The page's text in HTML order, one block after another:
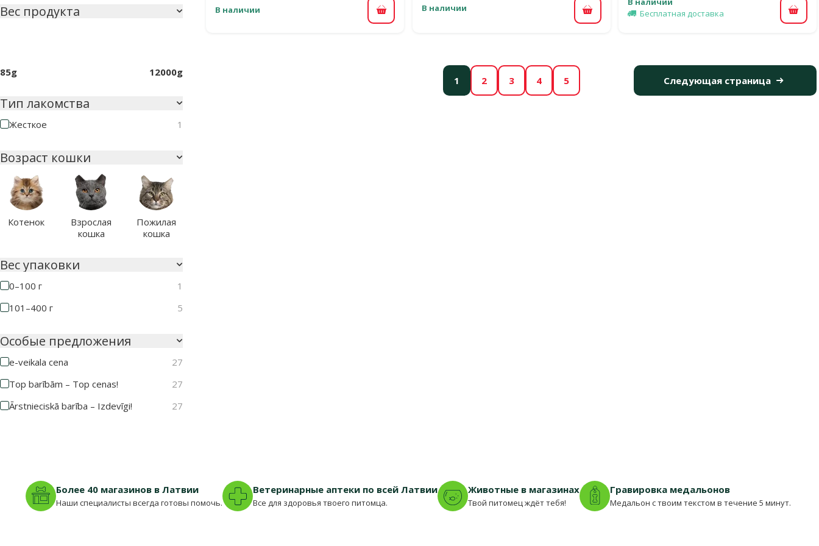
Вес продукта
85g 12000g
Тип лакомства
Жесткое 1
Возраст кошки
Котенок
Взрослая
кошка
Пожилая
кошка
Вес упаковки
0–100 г
1
101–400 г
5
Особые предложения
e-veikala cena
27
Top barībām – Top cenas!
27
Ārstnieciskā barība – Izdevīgi!
27
В наличии В корзину
В наличии
В корзину Бесплатная доставка
В
1 2 3 4 5 Следующая страница
Более 40 магазинов в Латвии
Наши специалисты всегда готовы помочь.
Ветеринарные аптеки по всей Латвии
Все для здоровья твоего питомца.
Животные в магазинах
Твой питомец ждёт тебя!
Гравировка медальонов
Медальон с твоим текстом в течение 5 минут.